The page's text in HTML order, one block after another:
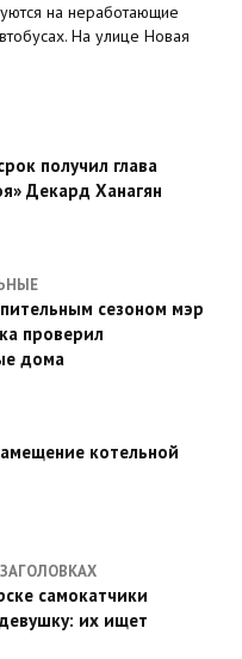
на неработающие
На улице Новая
получил глава
Декард Ханагян
сезоном мэр
проверил
дома
котельной
самокатчики
их ищет